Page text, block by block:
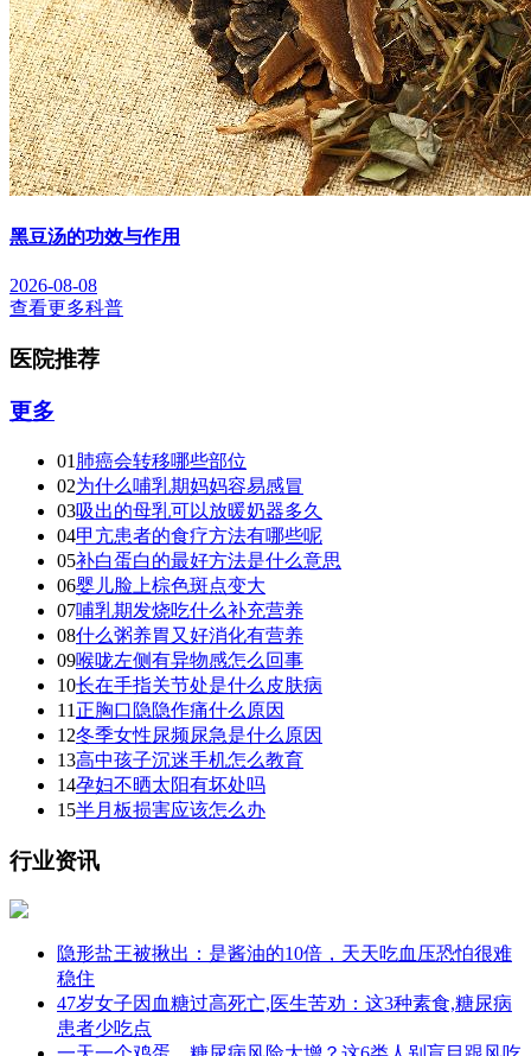
黑豆汤的功效与作用
2026-08-08
查看更多科普
医院推荐
更多
01 肺癌会转移哪些部位
02为什么哺乳期妈妈容易感冒
03吸出的母乳可以放暖奶器多久
04甲亢患者的食疗方法有哪些呢
05补白蛋白的最好方法是什么意思
06婴儿脸上棕色斑点变大
07哺乳期发烧吃什么补充营养
08什么粥养胃又好消化有营养
09喉咙左侧有异物感怎么回事
10长在手指关节处是什么皮肤病
11 正胸口隐隐作痛什么原因
12冬季女性尿频尿急是什么原因
13高中孩子沉迷手机怎么教育
14孕妇不晒太阳有坏处吗
15半月板损害应该怎么办
行业资讯
隐形盐王被揪出：是酱油的10倍，天天吃血压恐怕很难
稳住
47岁女子因血糖过高死亡,医生苦劝：这3种素食,糖尿病
患者少吃点